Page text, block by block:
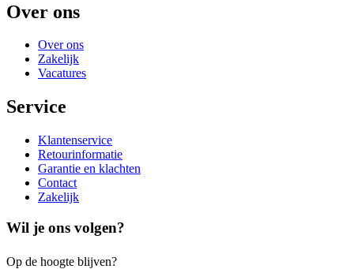
Over ons
Over ons
Zakelijk
Vacatures
Service
Klantenservice
Retourinformatie
Garantie en klachten
Contact
Zakelijk
Wil je ons volgen?
Op de hoogte blijven?